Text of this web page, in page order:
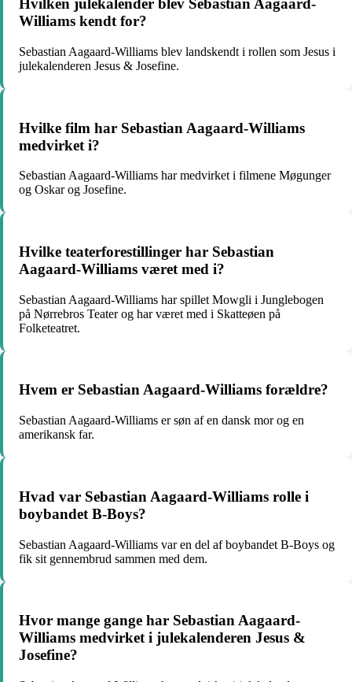
Hvilken julekalender blev Sebastian Aagaard-
Williams kendt for?
Sebastian Aagaard-Williams blev landskendt i rollen som Jesus i
julekalenderen Jesus & Josefine.
Hvilke film har Sebastian Aagaard-Williams
medvirket i?
Sebastian Aagaard-Williams har medvirket i filmene Møgunger
og Oskar og Josefine.
Hvilke teaterforestillinger har Sebastian
Aagaard-Williams været med i?
Sebastian Aagaard-Williams har spillet Mowgli i Junglebogen
på Nørrebros Teater og har været med i Skatteøen på
Folketeatret.
Hvem er Sebastian Aagaard-Williams forældre?
Sebastian Aagaard-Williams er søn af en dansk mor og en
amerikansk far.
Hvad var Sebastian Aagaard-Williams rolle i
boybandet B-Boys?
Sebastian Aagaard-Williams var en del af boybandet B-Boys og
fik sit gennembrud sammen med dem.
Hvor mange gange har Sebastian Aagaard-
Williams medvirket i julekalenderen Jesus &
Josefine?